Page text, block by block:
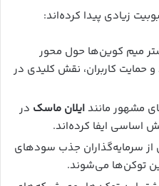
زیادی پیدا کرده‌اند:
میم کوین‌ها حول محور
حمایت کاربران، نقش کلیدی در
مشهور مانندایلان ماسک در
اساسی ایفا کرده‌اند.
از سرمایه‌گذاران جذب سودهای
توکن‌ها می‌شوند.